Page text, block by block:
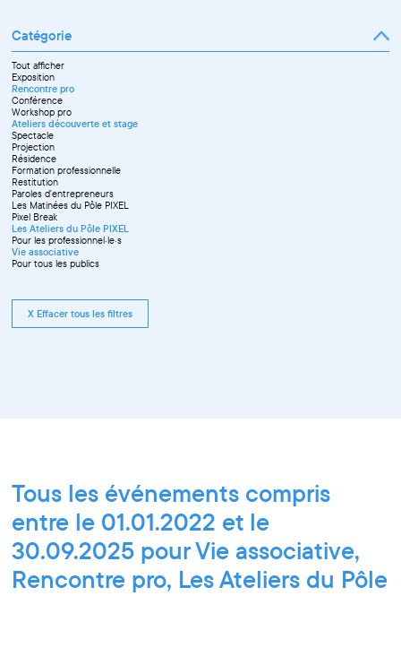
Avril
Mai
Juin
Septembre
Octobre
Novembre
Catégorie
Tout afficher
Exposition
Rencontre pro
Conférence
Workshop pro
Ateliers découverte et stage
Spectacle
Projection
Résidence
Formation professionnelle
Restitution
Paroles d'entrepreneurs
Les Matinées du Pôle PIXEL
Pixel Break
Les Ateliers du Pôle PIXEL
Pour les professionnel·le·s
Vie associative
Pour tous les publics
X Effacer tous les filtres
Tous les événements compris
entre le 01.01.2022 et le
30.09.2025 pour Vie associative,
Rencontre pro, Les Ateliers du Pôle